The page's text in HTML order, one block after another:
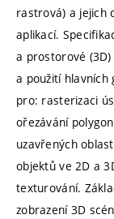
rastrová) a jejich
aplikací.
a prostorové
a použití
pro: rasterizaci
ořezávání
uzavřených
objektů ve 2D a
texturování.
zobrazení 3D